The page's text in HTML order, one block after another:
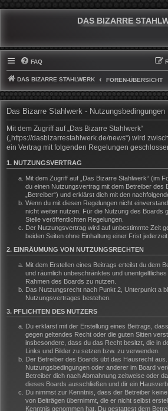
DAS BIZARRE
FAQ
DAS BIZARRE STAHLWERK FOREN-ÜBERSICHT
Das Bizarre Stahlwerk - Nutzungsbedingungen
Mit dem Zugriff auf „Das Bizarre Stahlwerk“
(„https://dasbizarrestahlwerk.de/news“) wird
ein Vertrag mit folgenden Regelungen
1. NUTZUNGSVERTRAG
Mit dem Zugriff auf „Das Bizarre Stahlwerk“ (im
du einen Nutzungsvertrag mit dem Betreiber des
„Betreiber“) und erklärst dich mit den
Wenn du mit diesen Regelungen nicht
nicht weiter nutzen. Für die Nutzung des Boards
Stelle veröffentlichten Regelungen.
Der Nutzungsvertrag wird auf unbestimmte Zeit
beiden Seiten ohne Einhaltung einer Frist
2. EINRÄUMUNG VON NUTZUNGSRECHTEN
Mit dem Erstellen eines Beitrags erteilst du dem
und räumlich unbeschränktes und
Rahmen des Boards zu nutzen.
Das Nutzungsrecht nach Punkt 2, Unterpunkt a
Nutzungsvertrages bestehen.
3. PFLICHTEN DES NUTZERS
Du erklärst mit der Erstellung eines Beitrags,
gegen geltendes Recht oder die guten Sitten
insbesondere, dass du das Recht besitzt, die in
Links und Bilder zu setzen bzw. zu verwenden.
Der Betreiber des Boards übt das Hausrecht
Nutzungsbedingungen oder anderer im Board
Betreiber dich nach Abmahnung zeitweise oder
dieses Boards ausschließen und dir ein
Du nimmst zur Kenntnis, dass der Betreiber
von Beiträgen übernimmt, die er nicht selbst
Kenntnis genommen hat. Du gestattest dem